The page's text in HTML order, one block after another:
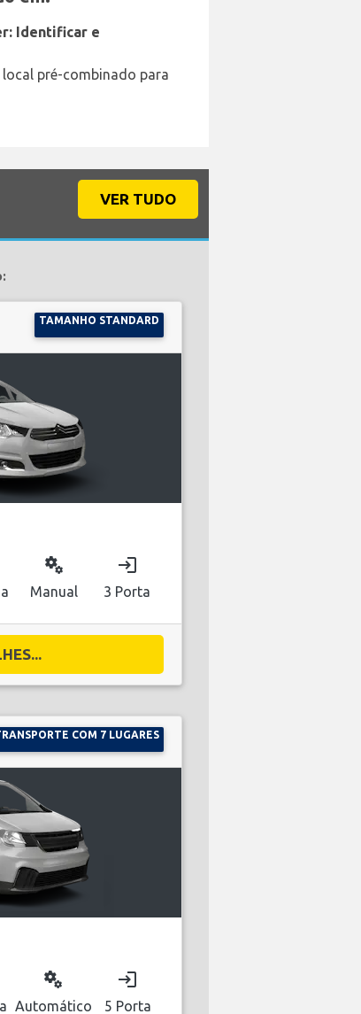
Identificar e
pré-combinado para
VER TUDO
TAMANHO STANDARD
miscellaneous_services
Manual
login
3 Porta
COM 7 LUGARES
miscellaneous_services
Automático
login
5 Porta